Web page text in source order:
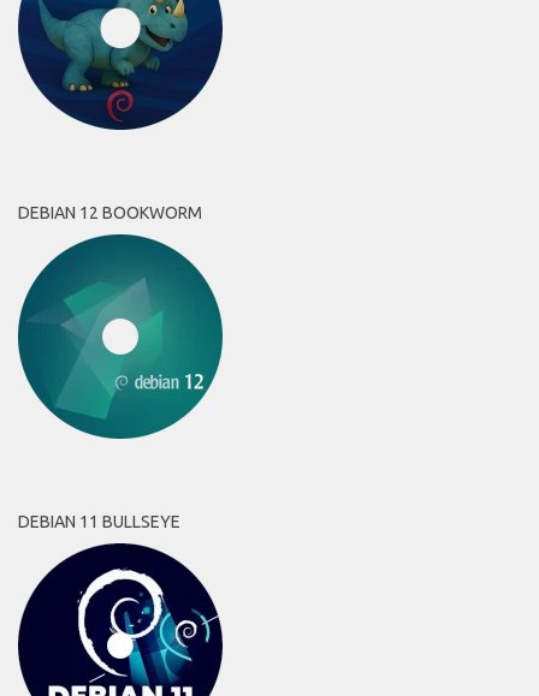
DEBIAN 12 BOOKWORM
DEBIAN 11 BULLSEYE